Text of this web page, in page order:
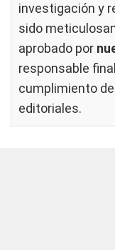
investigación y
sido
aprobado por
responsable
cumplimiento
editoriales.